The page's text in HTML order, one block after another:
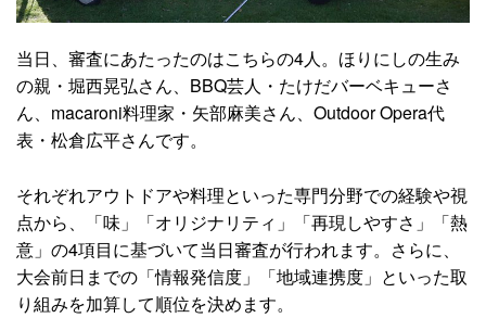
当日、審査にあたったのはこちらの4人。ほりにしの生み
の親・堀西晃弘さん、BBQ芸人・たけだバーベキューさ
ん、macaroni料理家・矢部麻美さん、Outdoor Opera代
表・松倉広平さんです。
それぞれアウトドアや料理といった専門分野での経験や視
点から、「味」「オリジナリティ」「再現しやすさ」「熱
意」の4項目に基づいて当日審査が行われます。さらに、
大会前日までの「情報発信度」「地域連携度」といった取
り組みを加算して順位を決めます。